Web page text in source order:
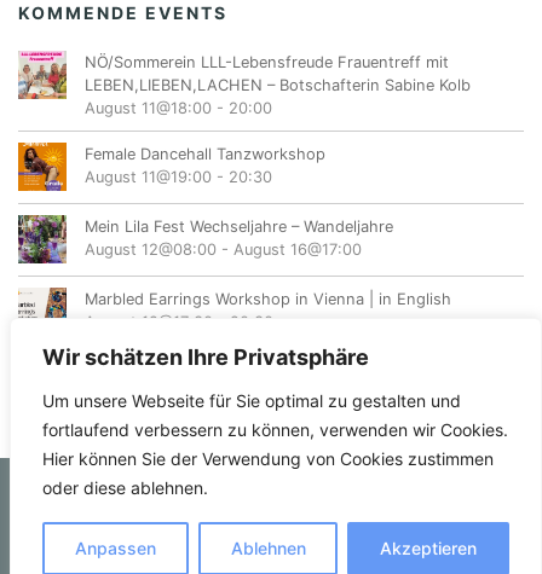
Wir schätzen Ihre Privatsphäre
Um unsere Webseite für Sie optimal zu gestalten und
fortlaufend verbessern zu können, verwenden wir Cookies.
Hier können Sie der Verwendung von Cookies zustimmen
oder diese ablehnen.
Anpassen Ablehnen Akzeptieren
KOMMENDE EVENTS
NÖ/Sommerein LLL-Lebensfreude Frauentreff mit
LEBEN,LIEBEN,LACHEN – Botschafterin Sabine Kolb
August 11@18:00 - 20:00
Female Dancehall Tanzworkshop
August 11@19:00 - 20:30
Mein Lila Fest Wechseljahre – Wandeljahre
August 12@08:00 - August 16@17:00
Marbled Earrings Workshop in Vienna | in English
August 12@17:30
20:30
Kontakt Datenschutzerklärung Impressum